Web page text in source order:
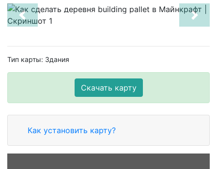
Previous Next
Тип карты: Здания
Скачать карту
Как установить карту?